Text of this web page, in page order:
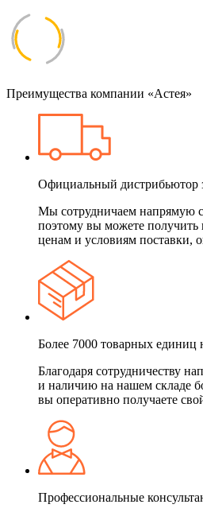
Преимущества компании «Астея»
Официальный дистрибьютор
Мы сотрудничаем напрямую
поэтому вы можете
ценам и условиям поставки,
Более 7000 товарных единиц
Благодаря сотрудничеству
и наличию на нашем складе
вы оперативно получаете
Профессиональные